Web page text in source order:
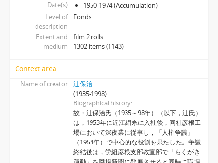
Date(s)
1950-1974 (Accumulation)
Level of
description
Fonds
Extent and
medium
film 2 rolls
1302 items (1143)
Context area
Name of creator
辻保治
(1935-1998)
Biographical history
故・辻保治氏（1935～98年）（以下，辻氏）
は，1953年に近江絹糸に入社後，同社彦根工
場において深夜業に従事し，「人権争議」
（1954年）で中心的な役割を果たした。争議
終結後は，労組彦根支部教宣部で「らくがき